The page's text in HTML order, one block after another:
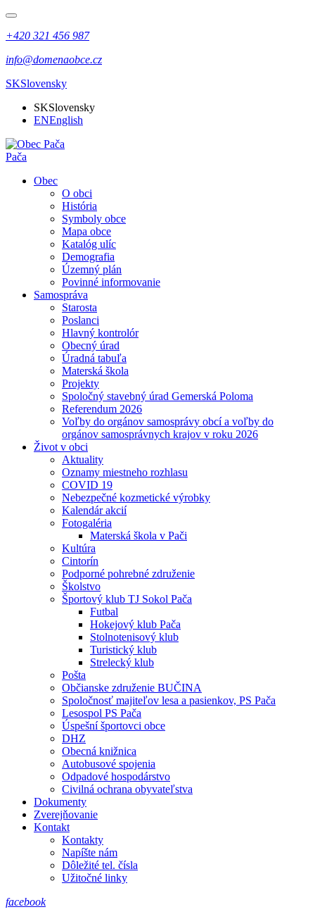
+420 321 456 987
info@domenaobce.cz
SKSlovensky
SKSlovensky
ENEnglish
Pača
Obec
O obci
História
Symboly obce
Mapa obce
Katalóg ulíc
Demografia
Územný plán
Povinné informovanie
Samospráva
Starosta
Poslanci
Hlavný kontrolór
Obecný úrad
Úradná tabuľa
Materská škola
Projekty
Spoločný stavebný úrad Gemerská Poloma
Referendum 2026
Voľby do orgánov samosprávy obcí a voľby do
orgánov samosprávnych krajov v roku 2026
Život v obci
Aktuality
Oznamy miestneho rozhlasu
COVID 19
Nebezpečné kozmetické výrobky
Kalendár akcií
Fotogaléria
Materská škola v Pači
Kultúra
Cintorín
Podporné pohrebné združenie
Školstvo
Športový klub TJ Sokol Pača
Futbal
Hokejový klub Pača
Stolnotenisový klub
Turistický klub
Strelecký klub
Pošta
Občianske združenie BUČINA
Spoločnosť majiteľov lesa a pasienkov, PS Pača
Lesospol PS Pača
Úspešní športovci obce
DHZ
Obecná knižnica
Autobusové spojenia
Odpadové hospodárstvo
Civilná ochrana obyvateľstva
Dokumenty
Zverejňovanie
Kontakt
Kontakty
Napíšte nám
Dôležité tel. čísla
Užitočné linky
facebook